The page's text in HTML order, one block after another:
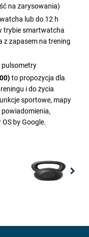
na zarysowania)
lub do 12 h
trybie smartwatcha
z zapasem na trening
to propozycja dla
i do życia
sportowe, mapy
powiadomienia,
by Google.